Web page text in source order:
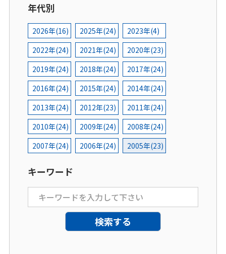
年代別
2026年(16) 2025年(24)
2023年(4)
2022年(24)
2021年(24)
2020年(23)
2019年(24)
2018年(24)
2017年(24)
2016年(24)
2015年(24)
2014年(24)
2013年(24)
2012年(23)
2011年(24)
2010年(24)
2009年(24)
2008年(24)
2007年(24)
2006年(24) 2005年(23)
キーワード